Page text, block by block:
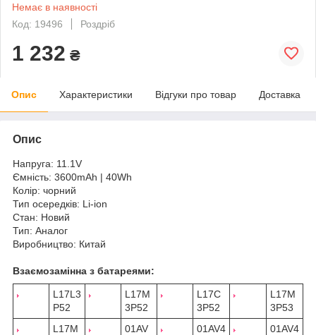
Немає в наявності
Код: 19496
Роздріб
1 232 ₴
Опис Характеристики Відгуки про товар Доставка
Опис
Напруга: 11.1V
Ємність: 3600mAh | 40Wh
Колір: чорний
Тип осередків: Li-ion
Стан: Новий
Тип: Аналог
Виробництво: Китай
Взаємозамінна з батареями:
L17L3
P52
L17M
3P52
L17C
3P52
L17M
3P53
L17M
01AV
01AV4
01AV4